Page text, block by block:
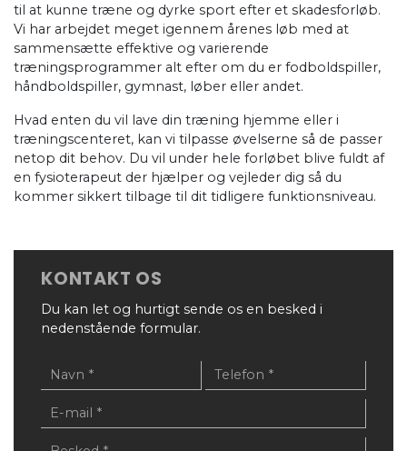
til at kunne træne og dyrke sport efter et skadesforløb.
Vi har arbejdet meget igennem årenes løb med at
sammensætte effektive og varierende
træningsprogrammer alt efter om du er fodboldspiller,
håndboldspiller, gymnast, løber eller andet.
Hvad enten du vil lave din træning hjemme eller i
træningscenteret, kan vi tilpasse øvelserne så de passer
netop dit behov. Du vil under hele forløbet blive fuldt af
en fysioterapeut der hjælper og vejleder dig så du
kommer sikkert tilbage til dit tidligere funktionsniveau.
KONTAKT OS
Du kan let og hurtigt sende os en besked i
nedenstående formular.